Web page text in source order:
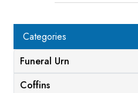
Categories
Funeral Urn
Coffins